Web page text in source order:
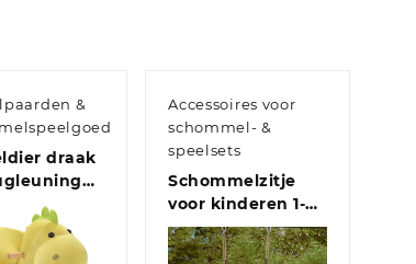
&
draak
cm
limegroen
Accessoires voor
schommel- &
speelsets
Schommelzitje
voor kinderen 1-
persoons
verstelbaar touw